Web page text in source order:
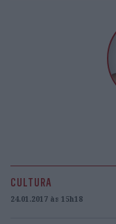
CULTURA
24.01.2017 às 15h18